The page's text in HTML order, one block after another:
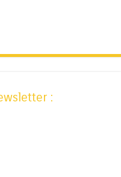
: